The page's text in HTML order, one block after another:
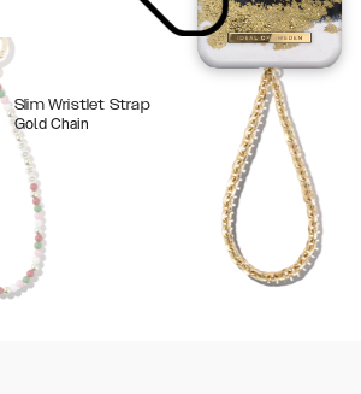
Slim Wristlet Strap
Gold Chain